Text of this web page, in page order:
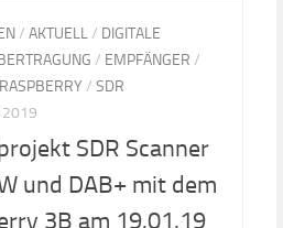
/ AKTUELL/ DIGITALE
/ EMPFÄNGER /
RASPBERRY / SDR
2019
SDR Scanner
und DAB+ mit dem
3B am 19.01.19